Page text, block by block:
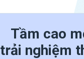
Tầm cao
trải nghiệm